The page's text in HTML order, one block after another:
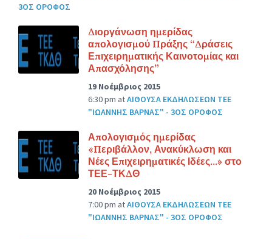
3ΟΣ ΟΡΟΦΟΣ
Διοργάνωση ημερίδας
απολογισμού Πράξης “Δράσεις
Επιχειρηματικής Καινοτομίας και
Απασχόλησης”
19 Νοέμβριος 2015
6:30 pm atΑΙΘΟΥΣΑ ΕΚΔΗΛΩΣΕΩΝ ΤΕΕ
"ΙΩΑΝΝΗΣ ΒΑΡΝΑΣ" - 3ΟΣ ΟΡΟΦΟΣ
Απολογισμός ημερίδας
«Περιβάλλον, Ανακύκλωση και
Νέες Επιχειρηματικές Ιδέες…» στο
ΤΕΕ-ΤΚΔΘ
20 Νοέμβριος 2015
7:00 pm atΑΙΘΟΥΣΑ ΕΚΔΗΛΩΣΕΩΝ ΤΕΕ
"ΙΩΑΝΝΗΣ ΒΑΡΝΑΣ" - 3ΟΣ ΟΡΟΦΟΣ